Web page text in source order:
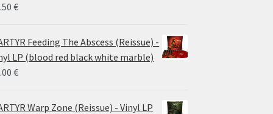
€
Feeding The Abscess (Reissue) -
LP (blood red black white marble)
€
Warp Zone (Reissue) - Vinyl LP